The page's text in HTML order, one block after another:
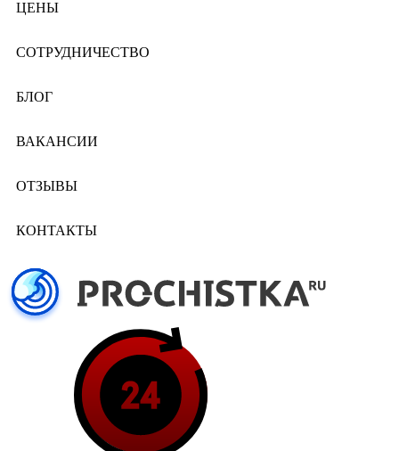
ЦЕНЫ
СОТРУДНИЧЕСТВО
БЛОГ
ВАКАНСИИ
ОТЗЫВЫ
КОНТАКТЫ